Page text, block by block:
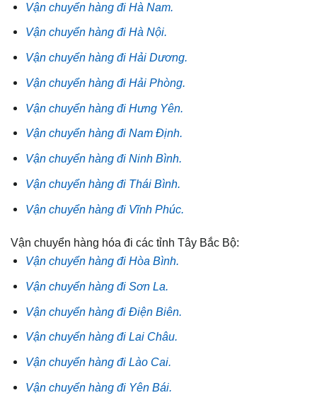
Vận chuyển hàng đi Hà Nam.
Vận chuyển hàng đi Hà Nội.
Vận chuyển hàng đi Hải Dương.
Vận chuyển hàng đi Hải Phòng.
Vận chuyển hàng đi Hưng Yên.
Vận chuyển hàng đi Nam Định.
Vận chuyển hàng đi Ninh Bình.
Vận chuyển hàng đi Thái Bình.
Vận chuyển hàng đi Vĩnh Phúc.
Vận chuyển hàng hóa đi các tỉnh Tây Bắc Bộ:
Vận chuyển hàng đi Hòa Bình.
Vận chuyển hàng đi Sơn La.
Vận chuyển hàng đi Điện Biên.
Vận chuyển hàng đi Lai Châu.
Vận chuyển hàng đi Lào Cai.
Vận chuyển hàng đi Yên Bái.